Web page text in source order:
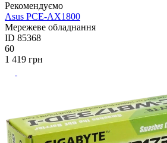
Рекомендуємо
Asus PCE-AX1800
Мережеве обладнання
ID 85368
60
1 419 грн